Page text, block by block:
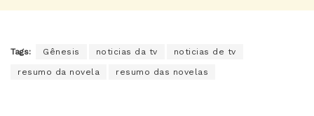
Tags: Gênesis noticias da tv noticias de tv
resumo da novela resumo das novelas